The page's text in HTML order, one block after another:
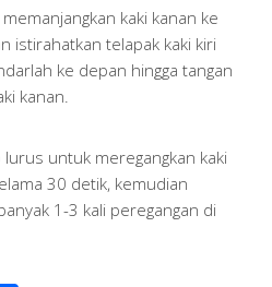
kaki kanan ke
istirahatkan telapak kaki kiri
ke depan hingga tangan
kanan.
lurus untuk meregangkan kaki
30 detik, kemudian
1-3 kali peregangan di